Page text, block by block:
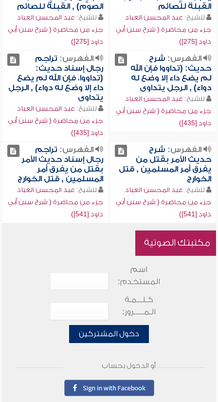
القبلة للصائم
للشيخ: عبد المحسن العباد
جزء من محاضرة ( شرح سنن أبي
داود [275])
الصوم) , القبلة للصائم
للشيخ: عبد المحسن العباد
جزء من محاضرة ( شرح سنن أبي
داود [275])
الفهرس: شرح
حديث: (تداووا فإن الله
لم يضع داء إلا وضع له
دواء) , الرجل يتداوى
للشيخ: عبد المحسن العباد
جزء من محاضرة ( شرح سنن أبي
داود [435])
الفهرس: تراجم
رجال إسناد حديث:
(تداووا، فإن الله لم يضع
داء إلا وضع له دواء) , الرجل
يتداوى
للشيخ: عبد المحسن العباد
جزء من محاضرة ( شرح سنن أبي
داود [435])
الفهرس: شرح
حديث الأمر بقتل من
يفرق أمر المسلمين , قتل
الخوارج
للشيخ: عبد المحسن العباد
جزء من محاضرة ( شرح سنن أبي
داود [541])
الفهرس: تراجم
رجال إسناد حديث الأمر
بقتل من يفرق أمر
المسلمين , قتل الخوارج
للشيخ: عبد المحسن العباد
جزء من محاضرة ( شرح سنن أبي
داود [541])
مكتبتك الصوتية
اسم
المستخدم:
كـلـــمـة
الـمـــــرور:
دخول المشتركين
أو الدخول بحساب